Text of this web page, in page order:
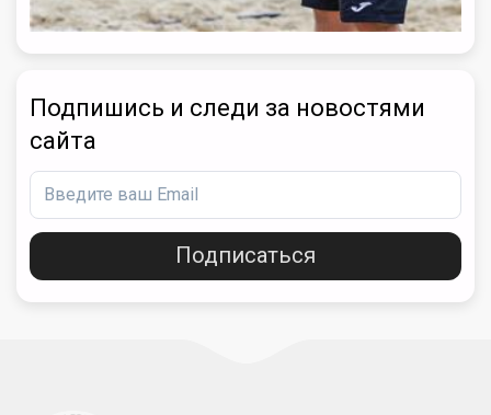
Подпишись и следи за новостями
сайта
Подписаться